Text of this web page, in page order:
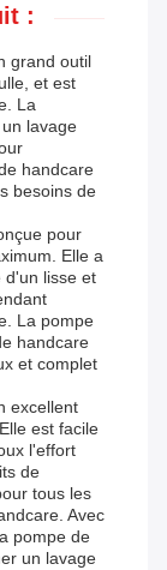
:
grand outil
et est
La
lavage
handcare
besoins de
pour
Elle a
d'un lisse et
La pompe
handcare
et complet
excellent
est facile
l'effort
de
tous les
Avec
pompe de
un lavage